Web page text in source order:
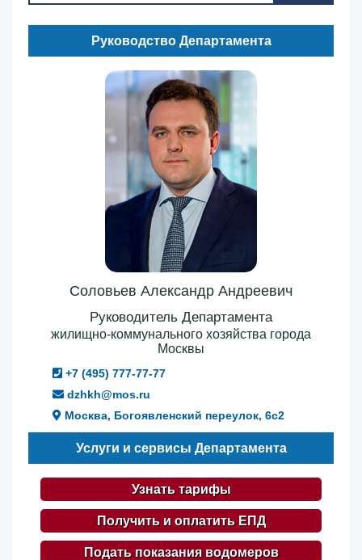
Руководство Департамента
Соловьев Александр Андреевич
Руководитель Департамента
жилищно-коммунального хозяйства города
Москвы
+7 (495) 777-77-77
dzhkh@mos.ru
Москва, Богоявленский переулок, 6с2
Услуги и сервисы Департамента
Узнать тарифы
Получить и оплатить ЕПД
Подать показания водомеров